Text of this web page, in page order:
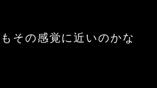
その感覚に近いのかな